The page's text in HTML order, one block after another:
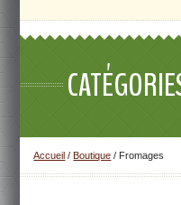
Accueil / Boutique / Fromages